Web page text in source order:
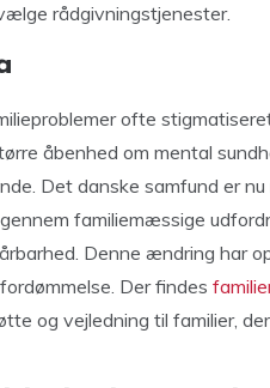
rådgivningstjenester.
ofte
åbenhed om mental
Det danske samfund er
familiemæssige
Denne ændring har
Der findes
og vejledning til familier,